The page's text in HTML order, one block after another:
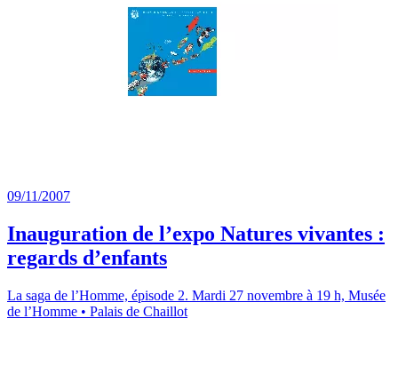
09/11/2007
Inauguration de l’expo Natures vivantes :
regards d’enfants
La saga de l’Homme, épisode 2. Mardi 27 novembre à 19 h, Musée
de l’Homme • Palais de Chaillot